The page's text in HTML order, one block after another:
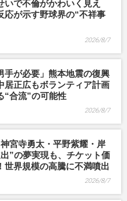
いで不倫がかわいく見え
応が示す野球界の“不祥事
2026/8/7
手が必要」熊本地震の復興
居正広もボランティア計画
“合流”の可能性
2026/8/7
宮寺勇太・平野紫耀・岸
”の夢実現も、チケット価
世界規模の高騰に不満噴出
2026/8/7